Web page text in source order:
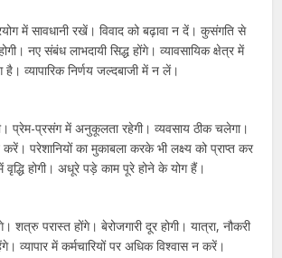
में सावधानी रखें। विवाद को बढ़ावा न दें। कुसंगति से
नए संबंध लाभदायी सिद्ध होंगे। व्यावसायिक क्षेत्र में
व्यापारिक निर्णय जल्दबाजी में न लें।
प्रेम-प्रसंग में अनुकूलता रहेगी। व्यवसाय ठीक चलेगा।
करें। परेशानियों का मुकाबला करके भी लक्ष्य को प्राप्त कर
वृद्धि होगी। अधूरे पड़े काम पूरे होने के योग हैं।
शत्रु परास्त होंगे। बेरोजगारी दूर होगी। यात्रा, नौकरी
व्यापार में कर्मचारियों पर अधिक विश्वास न करें।